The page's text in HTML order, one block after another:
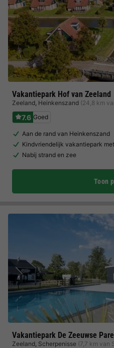
Vakantiepark Hof van Zeeland
Zeeland, Heinkenszand (24,8 km
7.6 Goed
Aan de rand van Heinkenszand
Kindvriendelijk vakantiepark
Nabij strand en zee
Toon
Vakantiepark De Zeeuwse
Zeeland, Scherpenisse (7,7 km van